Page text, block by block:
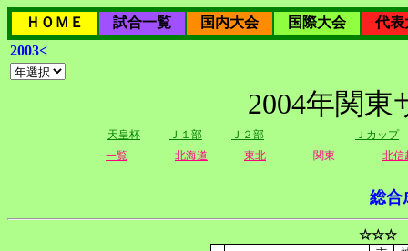
ＨＯＭＥ 試合一覧 国内大会 国際大会
代表
2003<
2004年関
天皇杯 Ｊ１部 Ｊ２部
Ｊカップ
一覧
北海道 東北 関東 北信
総合
☆☆☆